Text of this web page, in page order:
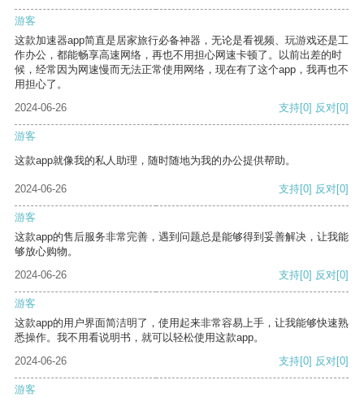
游客
这款加速器app简直是居家旅行必备神器，无论是看视频、玩游戏还是工
作办公，都能畅享高速网络，再也不用担心网速卡顿了。以前出差的时
候，经常因为网速慢而无法正常使用网络，现在有了这个app，我再也不
用担心了。
2024-06-26
支持[0] 反对[0]
游客
这款app就像我的私人助理，随时随地为我的办公提供帮助。
2024-06-26 支持[0] 反对[0]
游客
这款app的售后服务非常完善，遇到问题总是能够得到妥善解决，让我能
够放心购物。
2024-06-26
支持[0] 反对[0]
游客
这款app的用户界面简洁明了，使用起来非常容易上手，让我能够快速熟
悉操作。我不用看说明书，就可以轻松使用这款app。
2024-06-26
支持[0] 反对[0]
游客